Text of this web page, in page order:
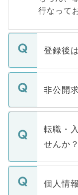
行なって
登録後
ご登録い
登録内容
ます。通
いただき
非公開
マイナビ
うち約3
けない「
下記の理
ません。
■応募殺
転職・
せんか？
転職・入
ん。また
個人情